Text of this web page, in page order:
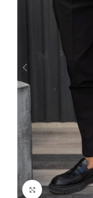
Click to enlarge